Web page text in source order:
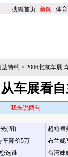
搜狐首页-新闻 -体育
达特约 > 2006北京车展-
车展看
我来说两句
(图)
车降价5万
选谁
超短裙
布兰妮
台湾妹